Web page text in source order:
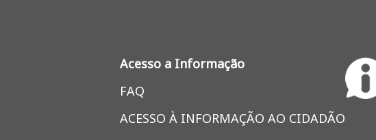
Acesso a Informação
FAQ
ACESSO À INFORMAÇÃO AO CIDADÃO